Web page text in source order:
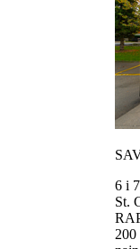
6 i
St.